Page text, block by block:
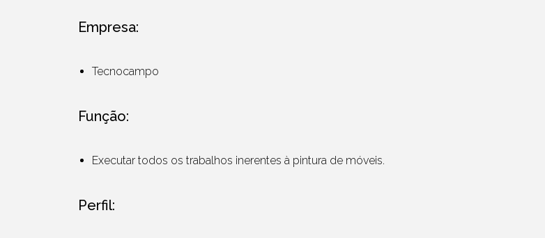
Empresa:
Tecnocampo
Função:
Executar todos os trabalhos inerentes à pintura de móveis.
Perfil: